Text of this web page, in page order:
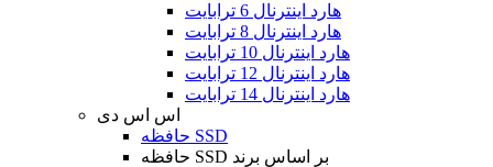
هارد اینترنال 6 ترابایت
هارد اینترنال 8 ترابایت
هارد اینترنال 10 ترابایت
هارد اینترنال 12 ترابایت
هارد اینترنال 14 ترابایت
اس اس دی
حافظه SSD
حافظه SSD بر اساس برند